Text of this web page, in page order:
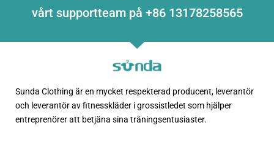
vårt supportteam på +86 13178258565
Sunda Clothing är en mycket respekterad producent, leverantör
och leverantör av fitnesskläder i grossistledet som hjälper
entreprenörer att betjäna sina träningsentusiaster.